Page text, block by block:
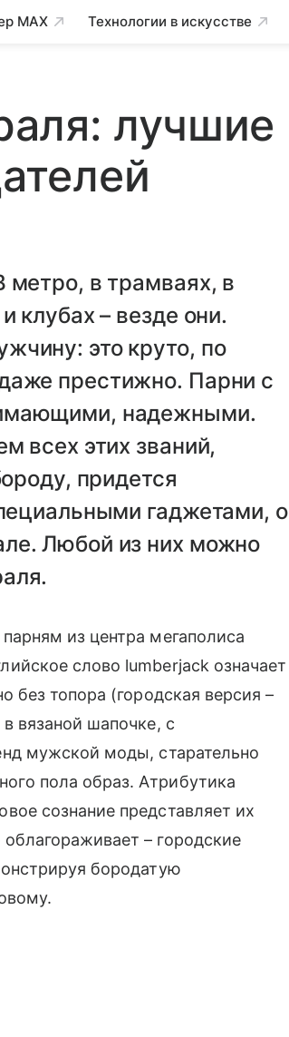
MAX Технологии в искусстве
лучшие
метро, в трамваях, в
клубах – везде они.
это круто, по
престижно. Парни с
надежными.
всех этих званий,
придется
гаджетами, о
Любой из них можно
из центра мегаполиса
слово lumberjack означает
без топора (городская версия –
вязаной шапочке, с
мужской моды, старательно
пола образ. Атрибутика
сознание представляет их
– городские
бородатую